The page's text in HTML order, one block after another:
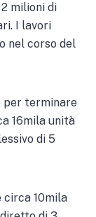
milioni di
I lavori
nel corso del
per terminare
16mila unità
di 5
circa 10mila